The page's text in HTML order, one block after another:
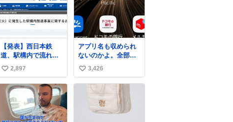
かきライスセンター
起動します😂
ね
数
ね
数
【発表】西日本鉄
道、駅構内で流れ
た“不適切音声”に声
明「被害届も検討」
news.livedoor.com/
article/detail… 4日に
西鉄福岡（天神）駅
および薬院駅で発生
した駅構内放送事案
い
い
ね
数
2,897
アプリ名も収められ
ないのかよ。全部ダ
サくて本当に凄い。
https://t.co/LemyLG
yVkR
い
い
3,426